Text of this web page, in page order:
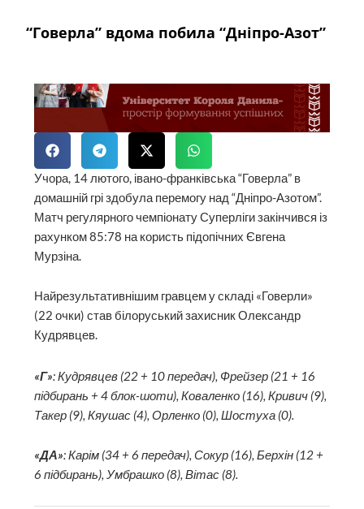
“Говерла” вдома побила “Дніпро-Азот”
Учора, 14 лютого, івано-франківська “Говерла” в
домашній грі здобула перемогу над “Дніпро-Азотом”.
Матч регулярного чемпіонату Суперліги закінчився із
рахунком 85:78 на користь підопічних Євгена
Мурзіна.
Найрезультативнішим гравцем у складі «Говерли»
(22 очки) став білоруський захисник Олександр
Кудрявцев.
«Г»: Кудрявцев (22 + 10 передач), Фрейзер (21 + 16
підбирань + 4 блок-шоти), Коваленко (16), Кривич (9),
Такер (9), Кяушас (4), Орленко (0), Шостуха (0).
«ДА»: Карім (34 + 6 передач), Сокур (16), Берхін (12 +
6 підбирань), Умбрашко (8), Вітас (8).